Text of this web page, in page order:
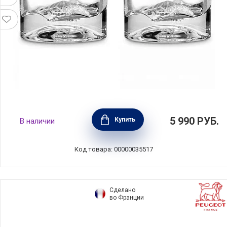
Набор из 2 стаканов для виски Mount Elbert,
стекло, VIVA Scandinavia, Дания, L60700
В наличии Купить 5 990 РУБ.
Код товара: 00000035517
Сделано
во Франции